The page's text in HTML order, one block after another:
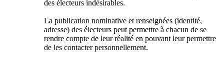
des électeurs indésirables.
La publication nominative et renseignées (identité,
adresse) des électeurs peut permettre à chacun de se
rendre compte de leur réalité en pouvant leur permettre
de les contacter personnellement.